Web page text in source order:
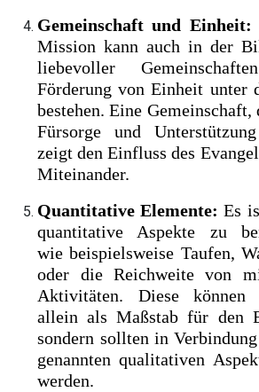
Gemeinschaft und Einheit:
Mission kann auch in der
liebevoller
Förderung von Einheit unter
bestehen. Eine
Fürsorge und
zeigt den Einfluss des
Miteinander.
Quantitative Elemente: Es
quantitative Aspekte zu
wie beispielsweise Taufen,
oder die Reichweite von
Aktivitäten. Diese
allein als Maßstab für den
sondern sollten in
genannten qualitativen
werden.